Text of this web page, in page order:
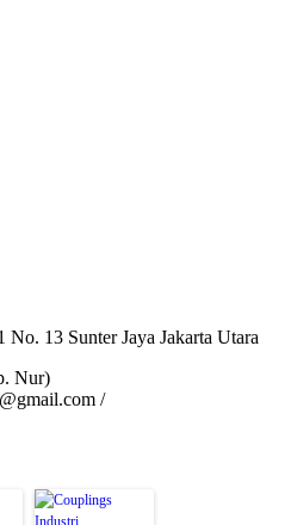
13 Sunter Jaya Jakarta Utara
Nur)
/